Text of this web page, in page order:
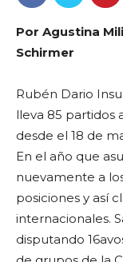
Por Agustina
Schirmer
Rubén Dario
lleva 85 partidos
desde el 18 de
En el año que
nuevamente a
posiciones y así
internacionales.
disputando